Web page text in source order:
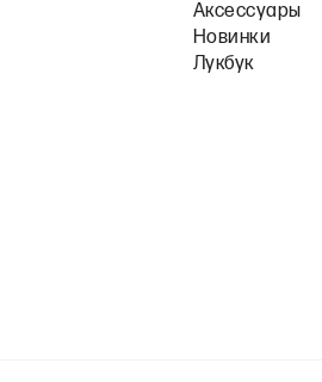
Аксессуары
Новинки
Лукбук